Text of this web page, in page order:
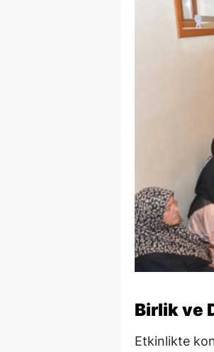
Birlik ve
Etkinlikte